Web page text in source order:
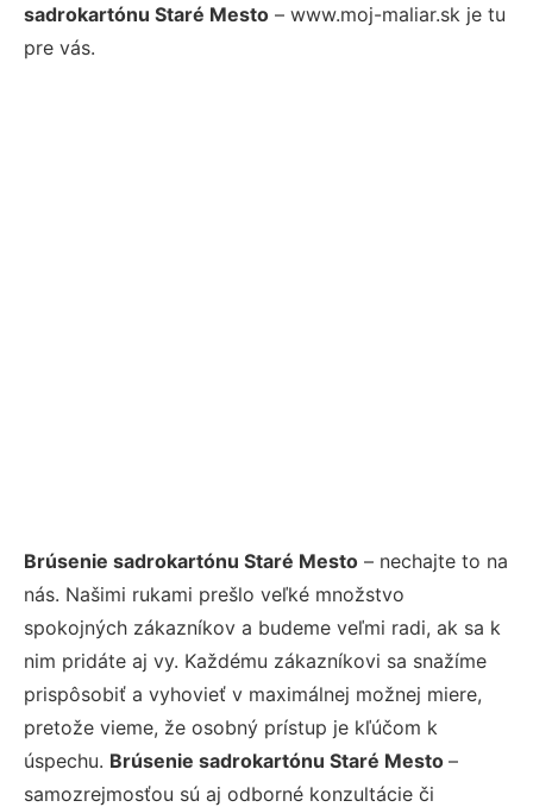
sadrokartónu Staré Mesto – www.moj-maliar.sk je tu
pre vás.
Brúsenie sadrokartónu Staré Mesto – nechajte to na
nás. Našimi rukami prešlo veľké množstvo
spokojných zákazníkov a budeme veľmi radi, ak sa k
nim pridáte aj vy. Každému zákazníkovi sa snažíme
prispôsobiť a vyhovieť v maximálnej možnej miere,
pretože vieme, že osobný prístup je kľúčom k
úspechu. Brúsenie sadrokartónu Staré Mesto –
samozrejmosťou sú aj odborné konzultácie či